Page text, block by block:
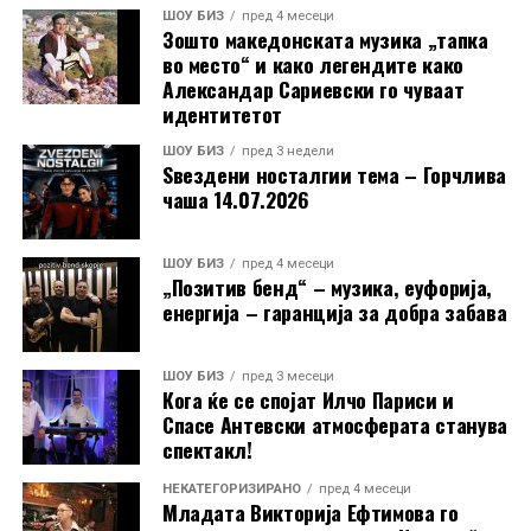
ШОУ БИЗ пред 4 месеци
Зошто македонската музика „тапка
во место“ и како легендите како
Александар Сариевски го чуваат
идентитетот
ШОУ БИЗ пред 3 недели
Ѕвездени носталгии тема – Горчлива
чаша 14.07.2026
ШОУ БИЗ пред 4 месеци
„Позитив бенд“ – музика, еуфорија,
енергија – гаранција за добра забава
ШОУ БИЗ пред 3 месеци
Кога ќе се спојат Илчо Париси и
Спасе Антевски атмосферата станува
спектакл!
НЕКАТЕГОРИЗИРАНО пред 4 месеци
Младата Викторија Ефтимова го